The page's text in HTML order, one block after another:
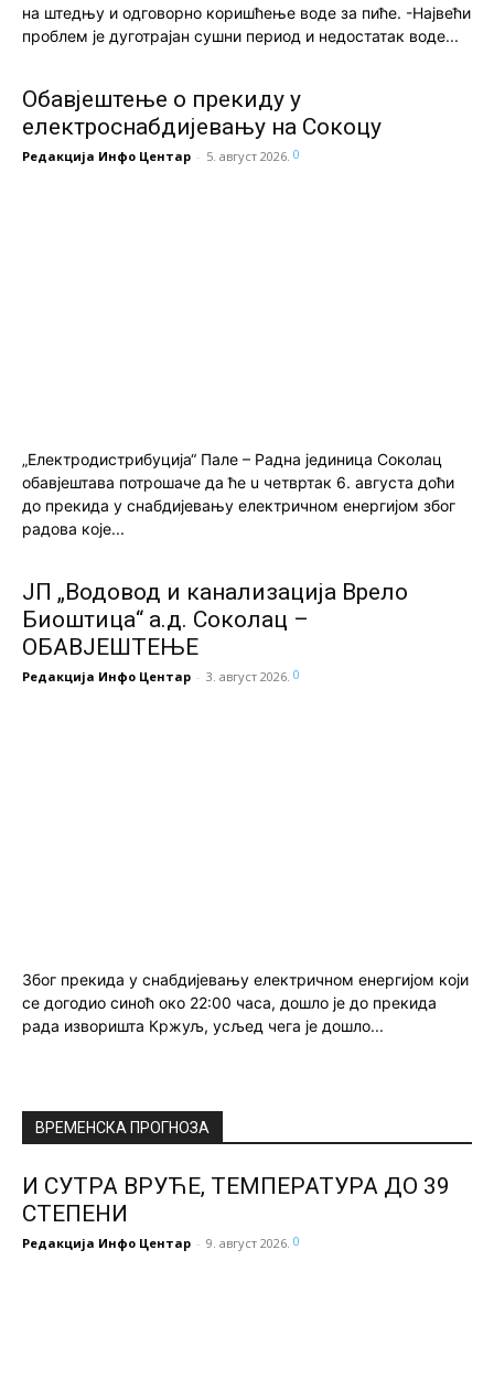
на штедњу и одговорно коришћење воде за пиће. -Највећи
проблем је дуготрајан сушни период и недостатак воде...
Обавјештење о прекиду у
електроснабдијевању на Сокоцу
Редакција Инфо Центар - 5. август 2026. 0
„Електродистрибуција“ Пале – Радна јединица Соколац
обавјештава потрошаче да ће u четвртак 6. августа доћи
до прекида у снабдијевању електричном енергијом због
радова које...
ЈП „Водовод и канализација Врело
Биоштица“ а.д. Соколац –
ОБАВЈЕШТЕЊЕ
Редакција Инфо Центар - 3. август 2026. 0
Због прекида у снабдијевању електричном енергијом који
се догодио синоћ око 22:00 часа, дошло је до прекида
рада изворишта Кржуљ, усљед чега је дошло...
ВРЕМЕНСКА ПРОГНОЗА
И СУТРА ВРУЋЕ, ТЕМПЕРАТУРА ДО 39
СТЕПЕНИ
Редакција Инфо Центар - 9. август 2026. 0